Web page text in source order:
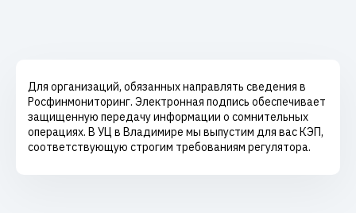
Для организаций, обязанных направлять сведения в
Росфинмониторинг. Электронная подпись обеспечивает
защищенную передачу информации о сомнительных
операциях. В УЦ в Владимире мы выпустим для вас КЭП,
соответствующую строгим требованиям регулятора.